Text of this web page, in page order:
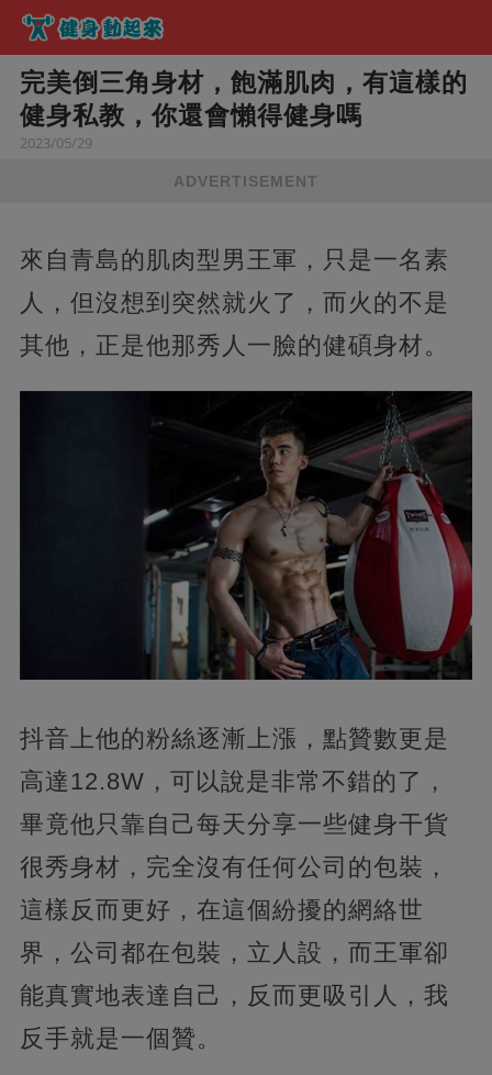
完美倒三角身材，飽滿肌肉，有這樣的
健身私教，你還會懶得健身嗎
2023/05/29
ADVERTISEMENT
來自青島的肌肉型男王軍，只是一名素
人，但沒想到突然就火了，而火的不是
其他，正是他那秀人一臉的健碩身材。
抖音上他的粉絲逐漸上漲，點贊數更是
高達12.8W，可以說是非常不錯的了，
畢竟他只靠自己每天分享一些健身干貨
很秀身材，完全沒有任何公司的包裝，
這樣反而更好，在這個紛擾的網絡世
界，公司都在包裝，立人設，而王軍卻
能真實地表達自己，反而更吸引人，我
反手就是一個贊。